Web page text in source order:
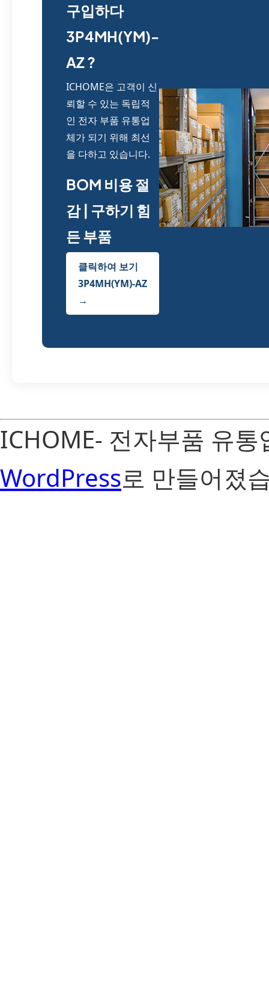
구입하다
3P4MH(YM)-
AZ ?
ICHOME은 고객이 신
뢰할 수 있는 독립적
인 전자 부품 유통업
체가 되기 위해 최선
을 다하고 있습니다.
BOM 비용 절
감 | 구하기 힘
든 부품
클릭하여 보기
3P4MH(YM)-AZ
→
ICHOME- 전자부품 유
WordPress로 만들어졌